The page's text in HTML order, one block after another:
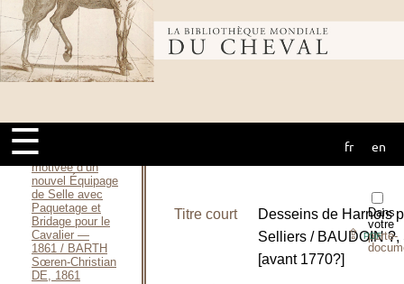
Bibliothèque
mondiale du
cheval
☰ fr en
Description
motivée d’un
nouvel Équipage
de Selle avec
Paquetage et
Bridage pour le
Sœren-Christian
DE, 1857
motivée d’un
nouvel Équipage
de Selle avec
Paquetage et
Bridage pour le
Cavalier —
1861 / BARTH
Sœren-Christian
DE, 1861
Dans
votre
porte-
⇪PDF
Titre court
Desseins de Harnois
Selliers / BAUDOIN ?,
[avant 1770?]